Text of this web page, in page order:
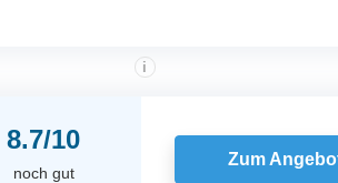
8.7/10
i
noch gut
Zum